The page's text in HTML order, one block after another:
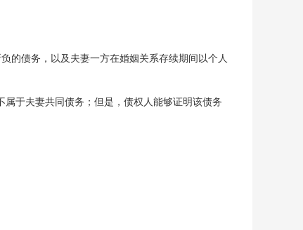
的债务，以及夫妻一方在婚姻关系存续期间以个人
于夫妻共同债务；但是，债权人能够证明该债务